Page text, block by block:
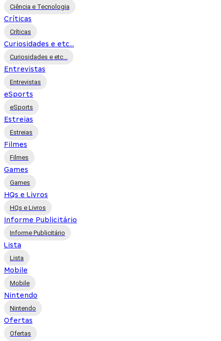
Ciência e Tecnologia
Críticas
Críticas
Curiosidades e etc...
Curiosidades e etc...
Entrevistas
Entrevistas
eSports
eSports
Estreias
Estreias
Filmes
Filmes
Games
Games
HQs e Livros
HQs e Livros
Informe Publicitário
Informe Publicitário
Lista
Lista
Mobile
Mobile
Nintendo
Nintendo
Ofertas
Ofertas